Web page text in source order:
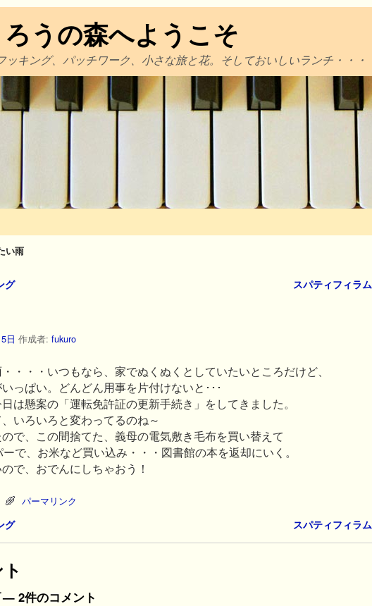
うの森へようこそ
ッキング、パッチワーク、小さな旅と花。そしておいしいランチ・・・
い雨
ン
グ スパティフィラム
日 作成者: fukuro
・・・いつもなら、家でぬくぬくとしていたいところだけど、
っぱい。どんどん用事を片付けないと･･･
は懸案の「運転免許証の更新手続き」をしてきました。
いろいろと変わってるのね～
で、この間捨てた、義母の電気敷き毛布を買い替えて
ーで、お米など買い込み・・・図書館の本を返却にいく。
で、おでんにしちゃおう！
パーマリンク
ン
グ スパティフィラム
— 2件のコメント